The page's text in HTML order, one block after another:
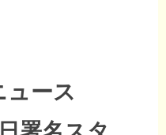
ュース